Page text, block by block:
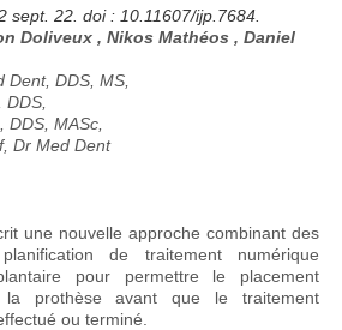
sept. 22. doi : 10.11607/ijp.7684.
Doliveux , Nikos Mathéos , Daniel
Dent, DDS, MS,
DDS, MASc,
Dr Med Dent
une nouvelle approche combinant des
de traitement numérique
pour permettre le placement
prothèse avant que le traitement
ou terminé.